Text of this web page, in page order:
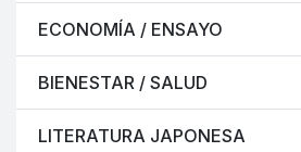
ECONOMÍA / ENSAYO
BIENESTAR / SALUD
LITERATURA JAPONESA